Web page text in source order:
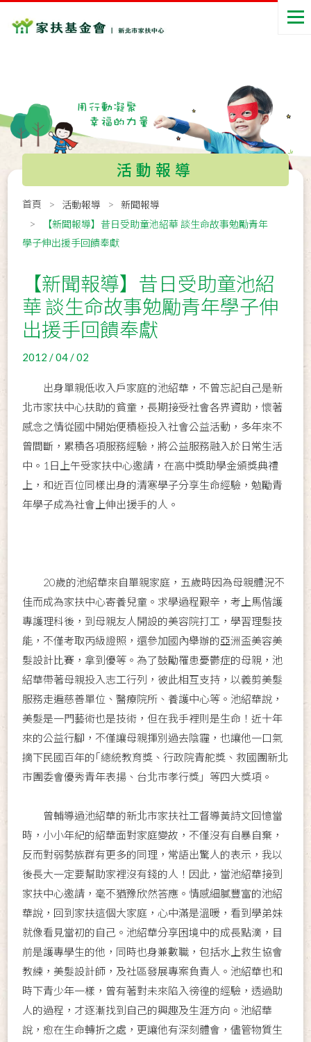
活動報導
首頁 活動報導
新聞報導
【新聞報導】昔日受助童池紹華 談生命故事勉勵青年
學子伸出援手回饋奉獻
【新聞報導】昔日受助童池紹
華 談生命故事勉勵青年學子伸
出援手回饋奉獻
2012 / 04 / 02
出身單親低收入戶家庭的池紹華，不曾忘記自己是新
北市家扶中心扶助的貧童，長期接受社會各界資助，懷著
感念之情從國中開始便積極投入社會公益活動，多年來不
曾間斷，累積各項服務經驗，將公益服務融入於日常生活
中。1日上午受家扶中心邀請，在高中獎助學金頒獎典禮
上，和近百位同樣出身的清寒學子分享生命經驗，勉勵青
年學子成為社會上伸出援手的人。
20歲的池紹華來自單親家庭，五歲時因為母親體況不
佳而成為家扶中心寄養兒童。求學過程艱辛，考上馬偕護
專護理科後，到母親友人開設的美容院打工，學習理髮技
能，不僅考取丙級證照，還參加國內舉辦的亞洲盃美容美
髮設計比賽，拿到優等。為了鼓勵罹患憂鬱症的母親，池
紹華帶著母親投入志工行列，彼此相互支持，以義剪美髮
服務走遍慈善單位、醫療院所、養護中心等。池紹華說，
美髮是一門藝術也是技術，但在我手裡則是生命！近十年
來的公益行腳，不僅讓母親揮別過去陰霾，也讓他一口氣
摘下民國百年的｢總統教育獎、行政院青舵獎、救國團新北
市團委會優秀青年表揚、台北市孝行獎」等四大獎項。
曾輔導過池紹華的新北市家扶社工督導黃詩文回憶當
時，小小年紀的紹華面對家庭變故，不僅沒有自暴自棄，
反而對弱勢族群有更多的同理，常語出驚人的表示，我以
後長大一定要幫助家裡沒有錢的人！因此，當池紹華接到
家扶中心邀請，毫不猶豫欣然答應。情感細膩豐富的池紹
華說，回到家扶這個大家庭，心中滿是溫暖，看到學弟妹
就像看見當初的自己。池紹華分享困境中的成長點滴，目
前是護專學生的他，同時也身兼數職，包括水上救生協會
教練，美髮設計師，及社區發展專案負責人。池紹華也和
時下青少年一樣，曾有著對未來陷入徬徨的經驗，透過助
人的過程，才逐漸找到自己的興趣及生涯方向。池紹華
說，愈在生命轉折之處，更讓他有深刻體會，儘管物質生